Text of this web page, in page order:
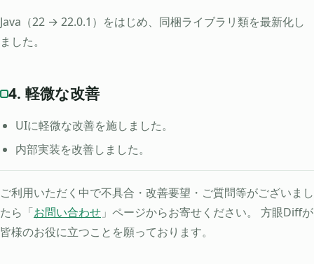
Java（22 → 22.0.1）をはじめ、同梱ライブラリ類を最新化し
ました。
4. 軽微な改善
UIに軽微な改善を施しました。
内部実装を改善しました。
ご利用いただく中で不具合・改善要望・ご質問等がございまし
たら「お問い合わせ 」ページからお寄せください。 方眼Diffが
皆様のお役に立つことを願っております。